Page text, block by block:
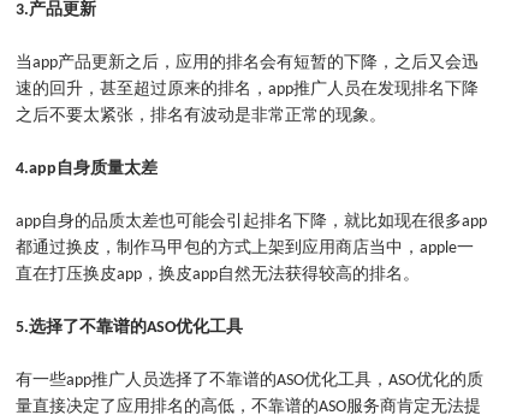
3.产品更新
当app产品更新之后，应用的排名会有短暂的下降，之后又会迅
速的回升，甚至超过原来的排名，app推广人员在发现排名下降
之后不要太紧张，排名有波动是非常正常的现象。
4.app 自身质量太差
app自身的品质太差也可能会引起排名下降，就比如现在很多app
都通过换皮，制作马甲包的方式上架到应用商店当中，apple一
直在打压换皮app，换皮app自然无法获得较高的排名。
5.选择了不靠谱的ASO优化工具
有一些app推广人员选择了不靠谱的ASO优化工具，ASO优化的质
量直接决定了应用排名的高低，不靠谱的ASO服务商肯定无法提